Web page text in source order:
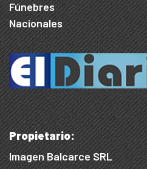
Fúnebres
Nacionales
Propietario:
Imagen Balcarce SRL